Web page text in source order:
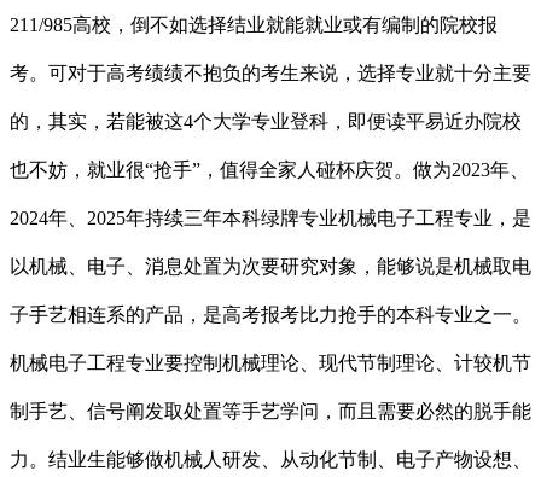
211/985高校，倒不如选择结业就能就业或有编制的院校报
考。可对于高考绩绩不抱负的考生来说，选择专业就十分主要
的，其实，若能被这4个大学专业登科，即便读平易近办院校
也不妨，就业很“抢手”，值得全家人碰杯庆贺。做为2023年、
2024年、2025年持续三年本科绿牌专业机械电子工程专业，是
以机械、电子、消息处置为次要研究对象，能够说是机械取电
子手艺相连系的产品，是高考报考比力抢手的本科专业之一。
机械电子工程专业要控制机械理论、现代节制理论、计较机节
制手艺、信号阐发取处置等手艺学问，而且需要必然的脱手能
力。结业生能够做机械人研发、从动化节制、电子产物设想、